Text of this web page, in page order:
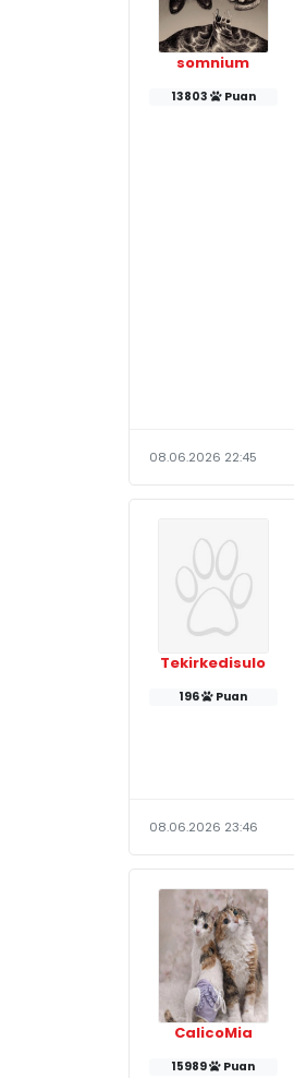
somnium
13803 Puan
08.06.2026 22:45
Tekirkedisulo
196 Puan
08.06.2026 23:46
CalicoMia
15989 Puan